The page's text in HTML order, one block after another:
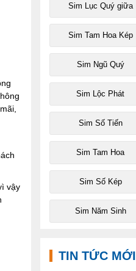
vậy
Sim Lục Quý giữa
Sim Tam Hoa Kép
Sim Ngũ Quý
Sim Lộc Phát
Sim Số Tiến
Sim Tam Hoa
Sim Số Kép
Sim Năm Sinh
TIN TỨC MỚI